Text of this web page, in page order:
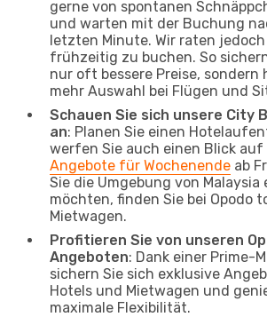
gerne von spontanen
und warten mit der Buchung
letzten Minute. Wir raten
frühzeitig zu buchen. So
nur oft bessere Preise, sondern
mehr Auswahl bei Flügen und
Schauen Sie sich unsere City
an: Planen Sie einen
werfen Sie auch einen Blick auf
Angebote für Wochenende ab
Sie die Umgebung von Malaysia
möchten, finden Sie bei Opodo
Mietwagen.
Profitieren Sie von unseren
Angeboten: Dank einer Prime-
sichern Sie sich exklusive
Hotels und Mietwagen und
maximale Flexibilität.